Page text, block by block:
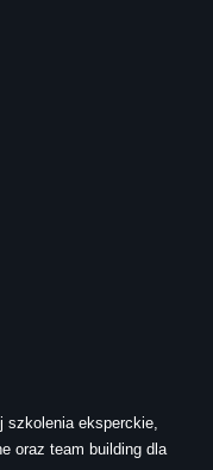
szkolenia eksperckie,
oraz team building dla